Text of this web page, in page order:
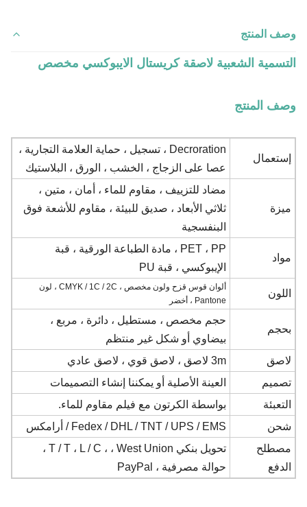
وصف المنتج
التسمية الشعبية لاصقة كريستال الايبوكسي مخصص
وصف المنتج
إستعمال
Decroration ، تسجيل ، حماية العلامة التجارية ،
عصا على الزجاج ، الخشب ، الورق ، البلاستيك
ميزة
مضاد للتزييف ، مقاوم للماء ، أمان ، متين ،
ثلاثي الأبعاد ، صديق للبيئة ، مقاوم للأشعة فوق
البنفسجية
مواد
PET ، PP ، مادة الطباعة الورقية ، قبة
الإيبوكسي ، قبة PU
اللون
ألوان قوس قزح ولون مخصص ، CMYK / 1C / 2C ، لون
Pantone ، أخضر
بحجم
حجم مخصص ، مستطيل ، دائرة ، مربع ،
بيضاوي أو شكل غير منتظم
لاصق
3m لاصق ، لاصق قوي ، لاصق عادي
تصميم
العينة الأصلية أو يمكننا إنشاء التصميمات
التعبئة
بواسطة الكرتون مع فيلم مقاوم للماء.
شحن
Fedex / DHL / TNT / UPS / EMS / أرامكس
مصطلح
الدفع
تحويل بنكي T / T ، L / C ، ، West Union ،
حوالة مصرفية ، PayPal